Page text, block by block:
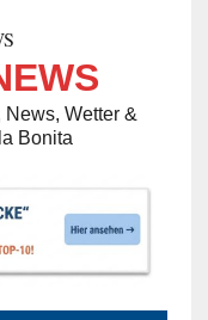
Wetter &
Bonita